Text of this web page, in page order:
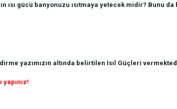
gücü banyonuzu ısıtmaya yetecek midir? Bunu da
yazımızın altında belirtilen Isıl Güçleri